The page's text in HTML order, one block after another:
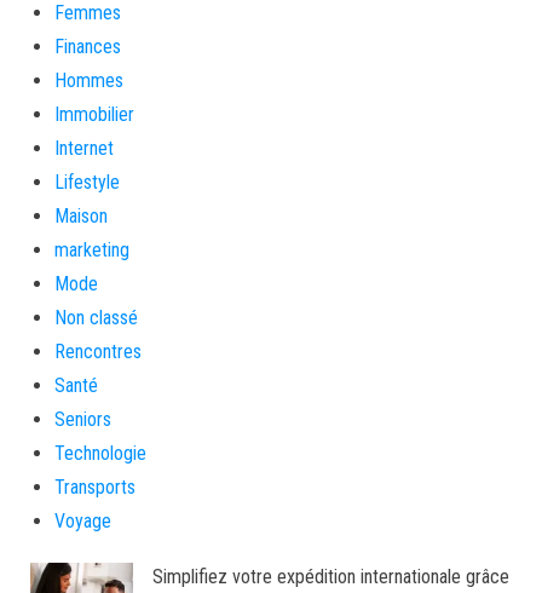
Femmes
Finances
Hommes
Immobilier
Internet
Lifestyle
Maison
marketing
Mode
Non classé
Rencontres
Santé
Seniors
Technologie
Transports
Voyage
Simplifiez votre expédition internationale grâce